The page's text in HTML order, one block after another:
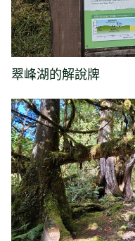
翠峰湖的解說牌